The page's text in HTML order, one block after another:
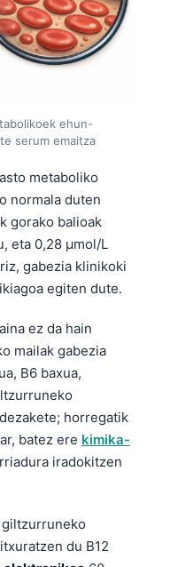
ehun-
serum emaitza
metaboliko
normala duten
gorako balioak
eta 0,28 µmol/L
gabezia klinikoki
egiten dute.
ez da hain
mailak gabezia
B6 baxua,
horregatik
batez ere kimika-
iradokitzen
du B12